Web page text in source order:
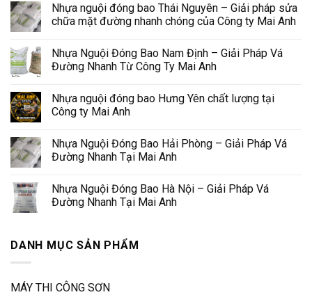
Nhựa nguội đóng bao Thái Nguyên – Giải pháp sửa
chữa mặt đường nhanh chóng của Công ty Mai Anh
Nhựa Nguội Đóng Bao Nam Định – Giải Pháp Vá
Đường Nhanh Từ Công Ty Mai Anh
Nhựa nguội đóng bao Hưng Yên chất lượng tại
Công ty Mai Anh
Nhựa Nguội Đóng Bao Hải Phòng – Giải Pháp Vá
Đường Nhanh Tại Mai Anh
Nhựa Nguội Đóng Bao Hà Nội – Giải Pháp Vá
Đường Nhanh Tại Mai Anh
DANH MỤC SẢN PHẨM
MÁY THI CÔNG SƠN